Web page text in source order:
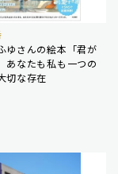
ゆさんの絵本「君が
なたも私も一つの
切な存在